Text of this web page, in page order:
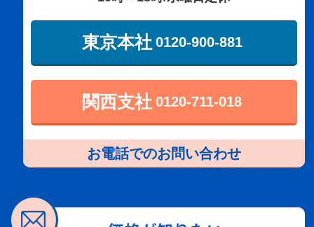
東京本社 0120-900-881
関西支社 0120-711-018
お電話でのお問い合わせ